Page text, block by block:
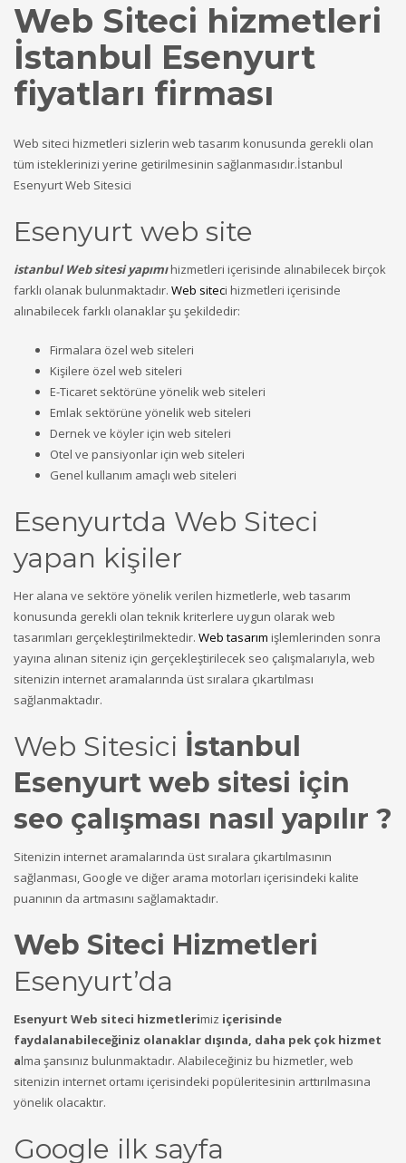
Web Siteci hizmetleri
İstanbul Esenyurt
fiyatları firması
Web siteci hizmetleri sizlerin web tasarım konusunda gerekli olan
tüm isteklerinizi yerine getirilmesinin sağlanmasıdır.İstanbul
Esenyurt Web Sitesici
Esenyurt web site
istanbul Web sitesi yapımıhizmetleri içerisinde alınabilecek birçok
farklı olanak bulunmaktadır. Web siteci hizmetleri içerisinde
alınabilecek farklı olanaklar şu şekildedir:
Firmalara özel web siteleri
Kişilere özel web siteleri
E-Ticaret sektörüne yönelik web siteleri
Emlak sektörüne yönelik web siteleri
Dernek ve köyler için web siteleri
Otel ve pansiyonlar için web siteleri
Genel kullanım amaçlı web siteleri
Esenyurtda Web Siteci
yapan kişiler
Her alana ve sektöre yönelik verilen hizmetlerle, web tasarım
konusunda gerekli olan teknik kriterlere uygun olarak web
tasarımları gerçekleştirilmektedir. Web tasarım işlemlerinden sonra
yayına alınan siteniz için gerçekleştirilecek seo çalışmalarıyla, web
sitenizin internet aramalarında üst sıralara çıkartılması
sağlanmaktadır.
Web Sitesici İstanbul
Esenyurt web sitesi için
seo çalışması nasıl yapılır ?
Sitenizin internet aramalarında üst sıralara çıkartılmasının
sağlanması, Google ve diğer arama motorları içerisindeki kalite
puanının da artmasını sağlamaktadır.
Web Siteci Hizmetleri
Esenyurt’da
Esenyurt Web siteci hizmetlerimiz içerisinde
faydalanabileceğiniz olanaklar dışında, daha pek çok hizmet
alma şansınız bulunmaktadır. Alabileceğiniz bu hizmetler, web
sitenizin internet ortamı içerisindeki popüleritesinin arttırılmasına
yönelik olacaktır.
Google ilk sayfa